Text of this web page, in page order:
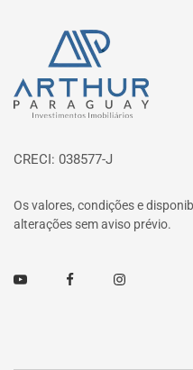
Página inicial
CRECI: 038577-J
Os valores, condições e
alterações sem aviso prévio.
Youtube FacebookInstagram